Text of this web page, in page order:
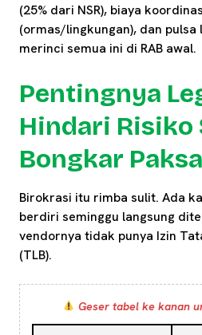
(25% dari NSR), biaya
(ormas/lingkungan), dan
merinci semua ini di RAB awal.
Pentingnya
Hindari Risiko
Bongkar Paksa
Birokrasi itu rimba sulit. Ada
berdiri seminggu langsung
vendornya tidak punya Izin
(TLB).
Geser tabel ke